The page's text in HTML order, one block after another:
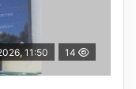
11:50 14